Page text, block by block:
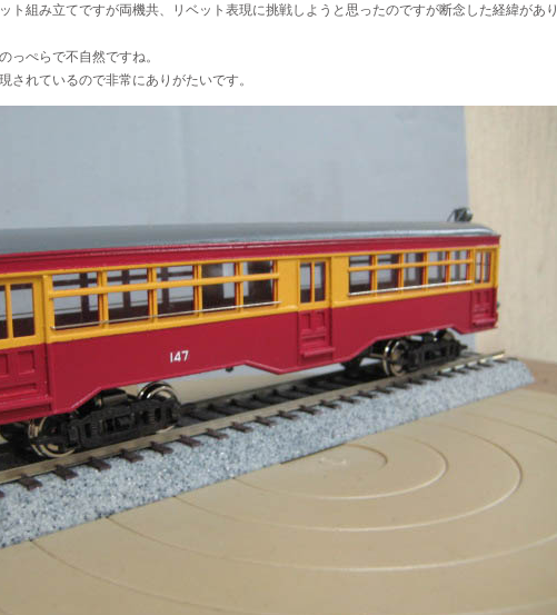
ト組み立てですが両機共、リベット表現に挑戦しようと思ったのですが断念した経緯があり
っぺらで不自然ですね。
されているので非常にありがたいです。